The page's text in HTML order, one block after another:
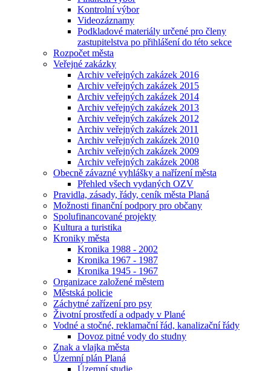
Kontrolní výbor
Videozáznamy
Podkladové materiály určené pro členy
zastupitelstva po přihlášení do této sekce
Rozpočet města
Veřejné zakázky
Archiv veřejných zakázek 2016
Archiv veřejných zakázek 2015
Archiv veřejných zakázek 2014
Archiv veřejných zakázek 2013
Archiv veřejných zakázek 2012
Archiv veřejných zakázek 2011
Archiv veřejných zakázek 2010
Archiv veřejných zakázek 2009
Archiv veřejných zakázek 2008
Obecně závazné vyhlášky a nařízení města
Přehled všech vydaných OZV
Pravidla, zásady, řády, ceník města Planá
Možnosti finanční podpory pro občany
Spolufinancované projekty
Kultura a turistika
Kroniky města
Kronika 1988 - 2002
Kronika 1967 - 1987
Kronika 1945 - 1967
Organizace založené městem
Městská policie
Záchytné zařízení pro psy
Životní prostředí a odpady v Plané
Vodné a stočné, reklamační řád, kanalizační řády
Dovoz pitné vody do studny
Znak a vlajka města
Územní plán Planá
Územní studie